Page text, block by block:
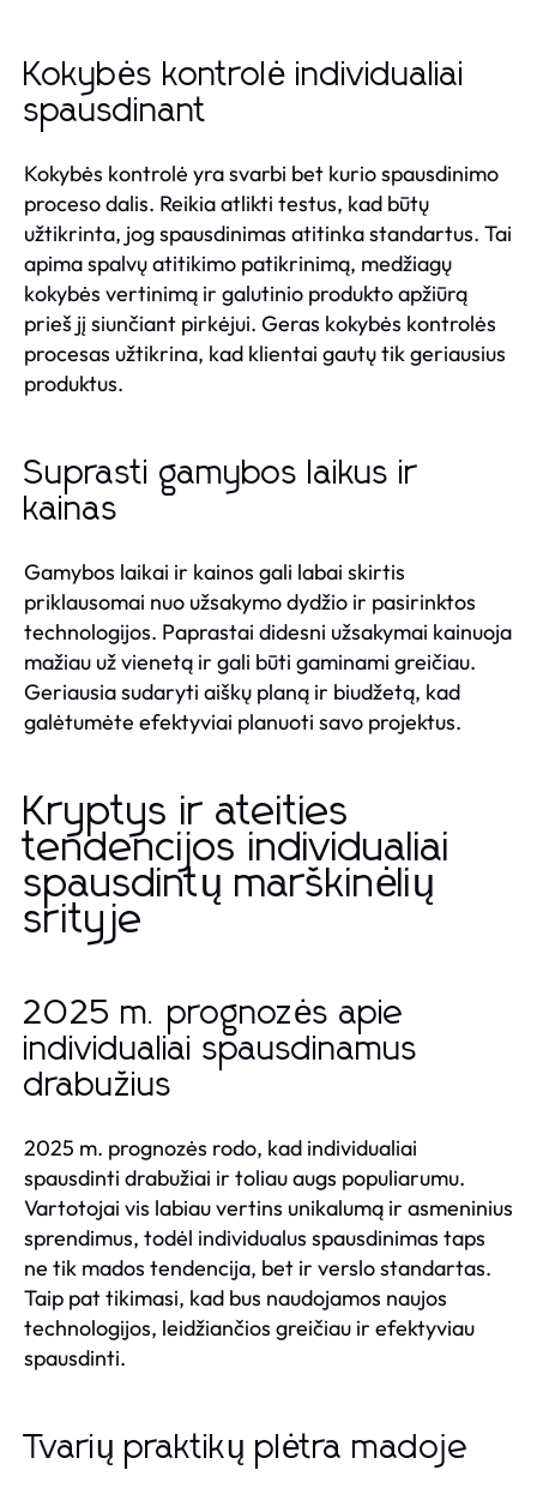
Kokybės kontrolė individualiai
spausdinant
Kokybės kontrolė yra svarbi bet kurio spausdinimo
proceso dalis. Reikia atlikti testus, kad būtų
užtikrinta, jog spausdinimas atitinka standartus. Tai
apima spalvų atitikimo patikrinimą, medžiagų
kokybės vertinimą ir galutinio produkto apžiūrą
prieš jį siunčiant pirkėjui. Geras kokybės kontrolės
procesas užtikrina, kad klientai gautų tik geriausius
produktus.
Suprasti gamybos laikus ir
kainas
Gamybos laikai ir kainos gali labai skirtis
priklausomai nuo užsakymo dydžio ir pasirinktos
technologijos. Paprastai didesni užsakymai kainuoja
mažiau už vienetą ir gali būti gaminami greičiau.
Geriausia sudaryti aiškų planą ir biudžetą, kad
galėtumėte efektyviai planuoti savo projektus.
Kryptys ir ateities
tendencijos individualiai
spausdintų marškinėlių
srityje
2025 m. prognozės apie
individualiai spausdinamus
drabužius
2025 m. prognozės rodo, kad individualiai
spausdinti drabužiai ir toliau augs populiarumu.
Vartotojai vis labiau vertins unikalumą ir asmeninius
sprendimus, todėl individualus spausdinimas taps
ne tik mados tendencija, bet ir verslo standartas.
Taip pat tikimasi, kad bus naudojamos naujos
technologijos, leidžiančios greičiau ir efektyviau
spausdinti.
Tvarių praktikų plėtra madoje